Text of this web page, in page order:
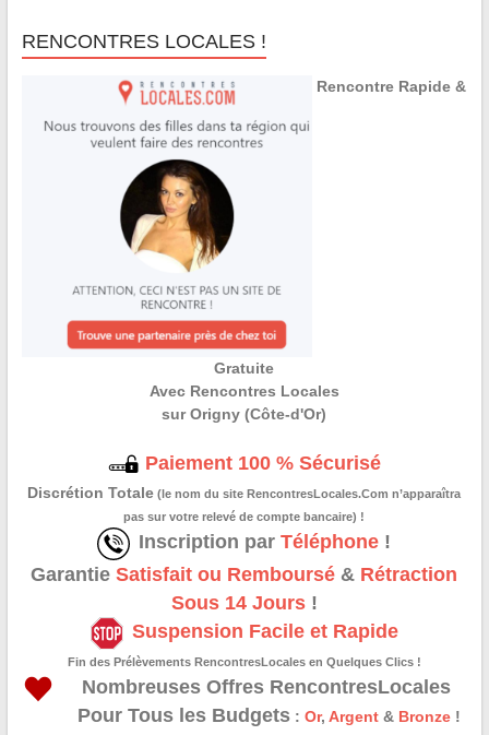
RENCONTRES LOCALES !
Rencontre Rapide &
Gratuite
Avec Rencontres Locales
sur Origny (Côte-d'Or)
Paiement 100 % Sécurisé
Discrétion Totale (le nom du site RencontresLocales.Com n’apparaîtra
pas sur votre relevé de compte bancaire) !
Inscription parTéléphone !
GarantieSatisfait ou Remboursé & Rétraction
Sous 14 Jours!
Suspension Facile et Rapide
Fin des Prélèvements RencontresLocales en Quelques Clics !
Nombreuses Offres RencontresLocales
Pour Tous les Budgets: Or, Argent& Bronze!